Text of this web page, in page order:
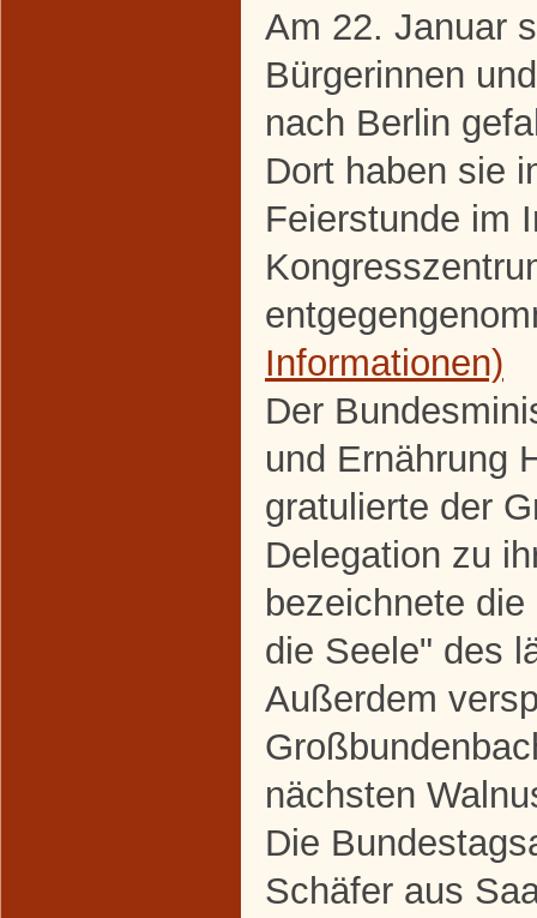
Am 22. Januar
Bürgerinnen
nach Berlin
Dort haben sie
Feierstunde im
Informationen)
Der
und Ernährung
gratulierte der
Delegation zu
bezeichnete
die Seele" des
Außerdem
nächsten
Die
Schäfer aus